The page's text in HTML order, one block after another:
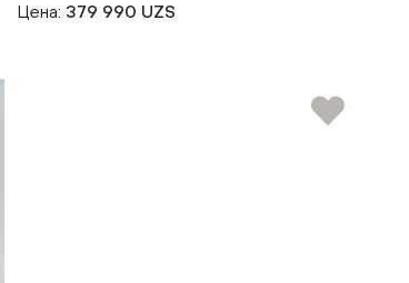
Цена: 379 990 UZS